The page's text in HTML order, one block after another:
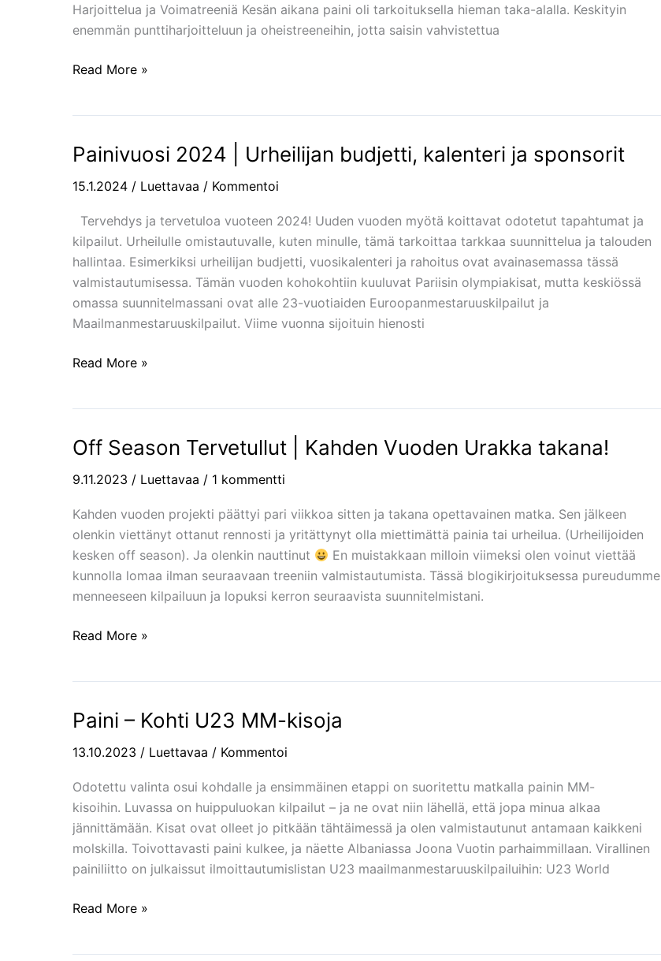
Harjoittelua ja Voimatreeniä Kesän aikana paini oli tarkoituksella hieman taka-alalla. Keskityin
enemmän punttiharjoitteluun ja oheistreeneihin, jotta saisin vahvistettua
Uudet
Read More »
Painivuosi 2024 | Urheilijan budjetti, kalenteri ja sponsorit
15.1.2024 / Luettavaa / Kommentoi
Tervehdys ja tervetuloa vuoteen 2024! Uuden vuoden myötä koittavat odotetut tapahtumat ja
kilpailut. Urheilulle omistautuvalle, kuten minulle, tämä tarkoittaa tarkkaa suunnittelua ja talouden
hallintaa. Esimerkiksi urheilijan budjetti, vuosikalenteri ja rahoitus ovat avainasemassa tässä
valmistautumisessa. Tämän vuoden kohokohtiin kuuluvat Pariisin olympiakisat, mutta keskiössä
omassa suunnitelmassani ovat alle 23-vuotiaiden Euroopanmestaruuskilpailut ja
Maailmanmestaruuskilpailut. Viime vuonna sijoituin hienosti
Painivuosi
|
kalenteri
Read More »
Off Season Tervetullut | Kahden Vuoden Urakka takana!
9.11.2023 / Luettavaa / 1 kommentti
Kahden vuoden projekti päättyi pari viikkoa sitten ja takana opettavainen matka. Sen jälkeen
olenkin viettänyt ottanut rennosti ja yritättynyt olla miettimättä painia tai urheilua. (Urheilijoiden
kesken off season). Ja olenkin nauttinut
En muistakkaan milloin viimeksi olen voinut viettää
kunnolla lomaa ilman seuraavaan treeniin valmistautumista. Tässä blogikirjoituksessa pureudumme
menneeseen kilpailuun ja lopuksi kerron seuraavista suunnitelmistani.
Off
Tervetullut
Read More »
Paini – Kohti U23 MM-kisoja
13.10.2023 / Luettavaa / Kommentoi
Odotettu valinta osui kohdalle ja ensimmäinen etappi on suoritettu matkalla painin MM-
kisoihin. Luvassa on huippuluokan kilpailut – ja ne ovat niin lähellä, että jopa minua alkaa
jännittämään. Kisat ovat olleet jo pitkään tähtäimessä ja olen valmistautunut antamaan kaikkeni
molskilla. Toivottavasti paini kulkee, ja näette Albaniassa Joona Vuotin parhaimmillaan. Virallinen
painiliitto on julkaissut ilmoittautumislistan U23 maailmanmestaruuskilpailuihin: U23 World
Paini
Kohti
Read More »